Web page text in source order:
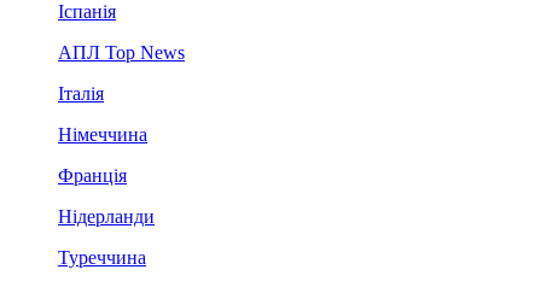
Іспанія
АПЛ Top News
Італія
Німеччина
Франція
Нідерланди
Туреччина